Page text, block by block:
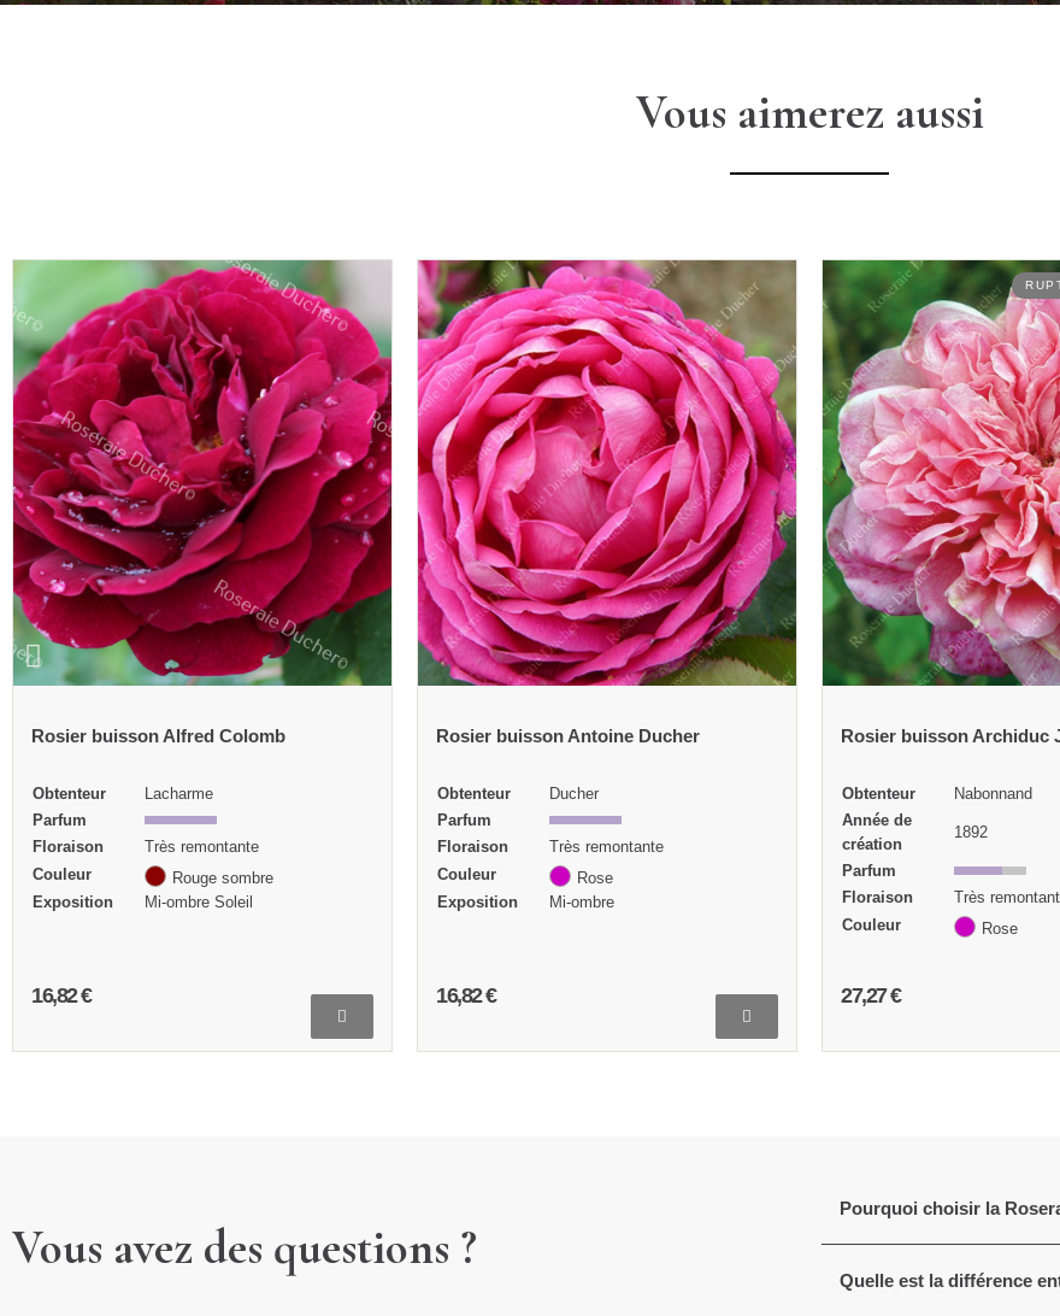
Vous aimerez aussi
Rosier buisson Antoine Ducher
Obtenteur
Ducher
Parfum
Floraison
Très remontante
Couleur
Rose
Exposition
Mi-ombre
16,82 €
RUPTURE DE STOCK
Rosier buisson Archiduc Joseph
Obtenteur
Nabonnand
Année de
création
Parfum
Floraison
Très remontante
27,27 €
Obtenteur
Moreau et
Année de
création
1881
Parfum
Floraison
Très
Couleur
Rose
16,82 €
Vous avez des questions ?
Pourquoi choisir la
Quelle est la différence